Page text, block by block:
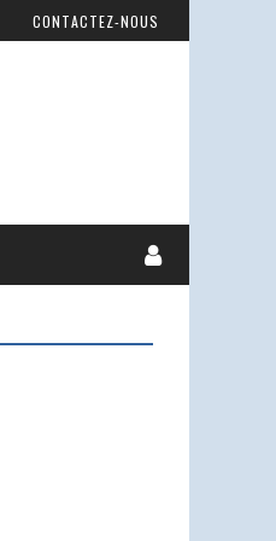
CONTACTEZ-NOUS